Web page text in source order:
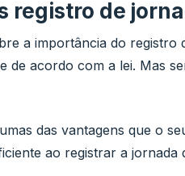
registro de
a importância do
de acordo com a lei. Mas
das vantagens que o
ao registrar a